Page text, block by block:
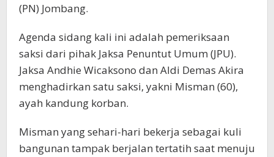
(PN) Jombang.
Agenda sidang kali ini adalah pemeriksaan
saksi dari pihak Jaksa Penuntut Umum (JPU).
Jaksa Andhie Wicaksono dan Aldi Demas Akira
menghadirkan satu saksi, yakni Misman (60),
ayah kandung korban.
Misman yang sehari-hari bekerja sebagai kuli
bangunan tampak berjalan tertatih saat menuju